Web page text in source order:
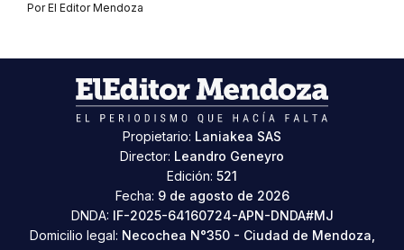
PorEl Editor Mendoza
Propietario: Laniakea SAS
Director: Leandro Geneyro
Edición: 521
Fecha: 9 de agosto de 2026
DNDA: IF-2025-64160724-APN-DNDA#MJ
Domicilio legal: Necochea N°350 - Ciudad de Mendoza,